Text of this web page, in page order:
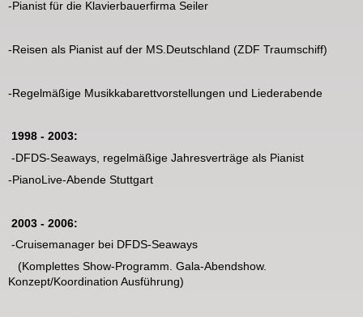
-Pianist für die Klavierbauerfirma Seiler
-Reisen als Pianist auf der MS.Deutschland (ZDF Traumschiff)
-Regelmäßige Musikkabarettvorstellungen und Liederabende
1998 - 2003:
-DFDS-Seaways, regelmäßige Jahresverträge als Pianist
-PianoLive-Abende Stuttgart
2003 - 2006:
-Cruisemanager bei DFDS-Seaways
(Komplettes Show-Programm. Gala-Abendshow.
Konzept/Koordination Ausführung)